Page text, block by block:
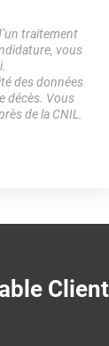
traitement
vous
des données
décès. Vous
de la CNIL.